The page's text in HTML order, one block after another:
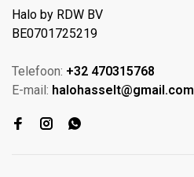
Halo by RDW BV
BE0701725219
Telefoon: +32 470315768
E-mail: halohasselt@gmail.com